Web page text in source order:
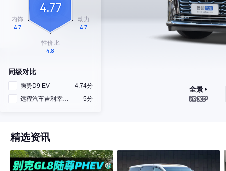
同级对比
腾势D9 EV
4.74分
远程汽车吉利幸福号
5分
全景
精选资讯